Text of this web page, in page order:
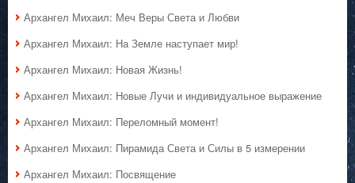
Архангел Михаил: Меч Веры Света и Любви
Архангел Михаил: На Земле наступает мир!
Архангел Михаил: Новая Жизнь!
Архангел Михаил: Новые Лучи и индивидуальное выражение
Архангел Михаил: Переломный момент!
Архангел Михаил: Пирамида Света и Силы в 5 измерении
Архангел Михаил: Посвящение